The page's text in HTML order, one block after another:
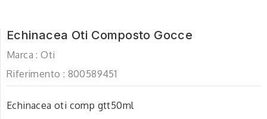
Echinacea Oti Composto Gocce
Marca : Oti
Riferimento : 800589451
Echinacea oti comp gtt50ml